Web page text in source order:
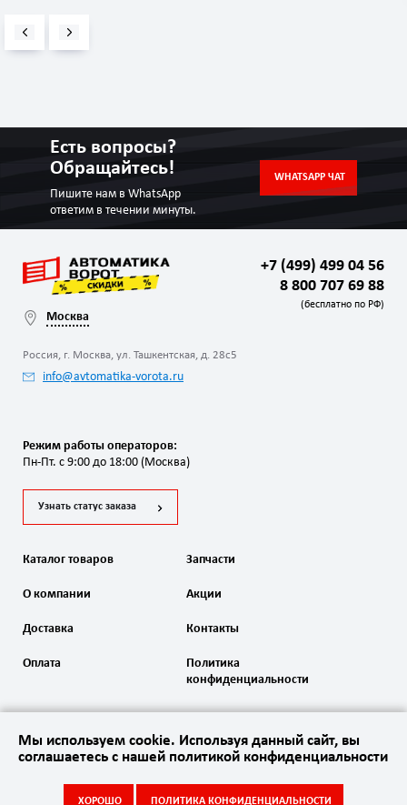
Есть вопросы?
Обращайтесь!
Пишите нам в WhatsApp
ответим в течении минуты.
WHATSAPP ЧАТ
Москва
Россия, г. Москва, ул. Ташкентская, д. 28с5
info@avtomatika-vorota.ru
+7 (499) 499 04 56
8 800 707 69 88
(бесплатно по РФ)
Режим работы операторов:
Пн-Пт. с 9:00 до 18:00 (Москва)
Узнать статус заказа
Каталог товаров Запчасти
О компании
Доставка
Оплата
Акции
Контакты
Политика
конфиденциальности
2020 Автоматика ворот. Все права защищены
Мы используем cookie. Используя данный сайт, вы
соглашаетесь с нашей политикой конфиденциальности
ХОРОШО ПОЛИТИКА КОНФИДЕНЦИАЛЬНОСТИ